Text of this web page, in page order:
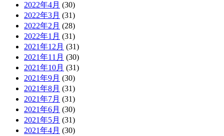
2022年4月 (30)
2022年3月 (31)
2022年2月 (28)
2022年1月 (31)
2021年12月 (31)
2021年11月 (30)
2021年10月 (31)
2021年9月 (30)
2021年8月 (31)
2021年7月 (31)
2021年6月 (30)
2021年5月 (31)
2021年4月 (30)